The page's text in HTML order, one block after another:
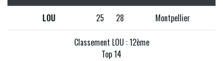
LOU 25 28 Montpellier
Classement LOU : 12ème
Top 14